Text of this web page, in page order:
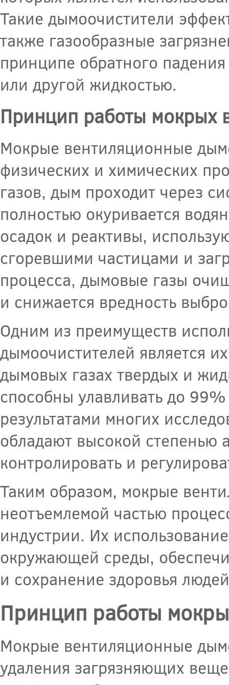
Такие дымоочистители
также газообразные
принципе обратного
или другой жидкостью.
Принцип работы мокрых
Мокрые вентиляционные
физических и химических
газов, дым проходит через
полностью окуривается
осадок и реактивы,
сгоревшими частицами и
процесса, дымовые газы
и снижается вредность
Одним из преимуществ
дымоочистителей является
дымовых газах твердых и
способны улавливать до
результатами многих
обладают высокой степенью
контролировать и
Таким образом, мокрые
неотъемлемой частью
индустрии. Их
окружающей среды,
и сохранение здоровья
Принцип работы
Мокрые вентиляционные
удаления загрязняющих